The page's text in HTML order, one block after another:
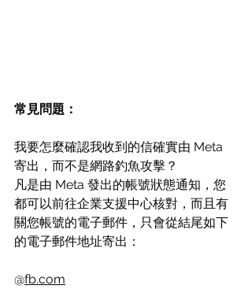
常見問題：
我要怎麼確認我收到的信確實由 Meta
寄出，而不是網路釣魚攻擊？
凡是由 Meta 發出的帳號狀態通知，您
都可以前往企業支援中心核對，而且有
關您帳號的電子郵件，只會從結尾如下
的電子郵件地址寄出：
@fb.com